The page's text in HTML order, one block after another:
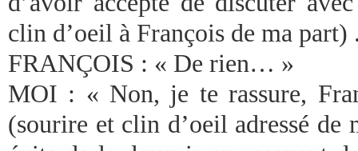
clin d’oeil à François de ma part)
FRANÇOIS : « De rien… »
MOI : « Non, je te rassure,
(sourire et clin d’oeil adressé de